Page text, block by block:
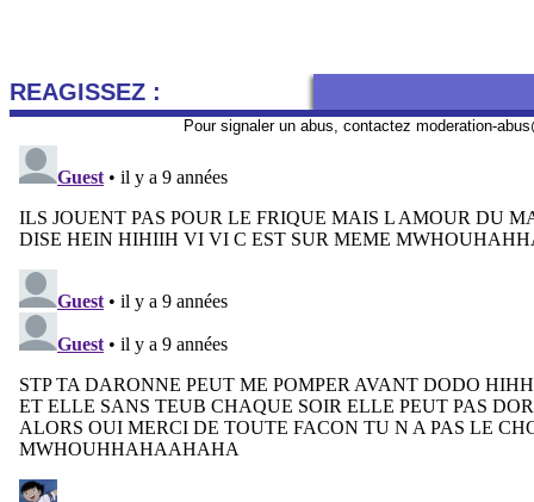
REAGISSEZ :
Pour signaler un abus, contactez moderation-